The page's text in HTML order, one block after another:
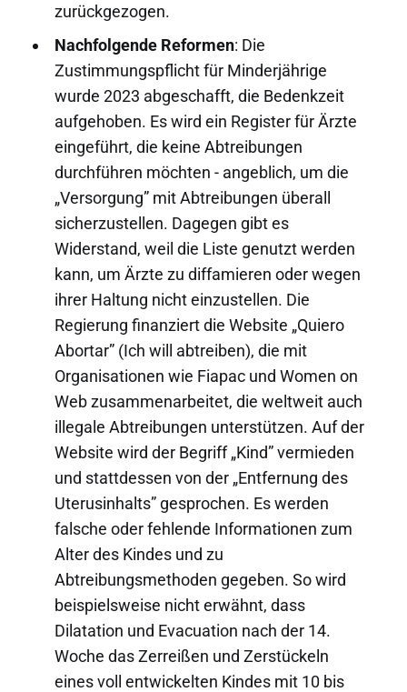
zurückgezogen.
Nachfolgende Reformen: Die
Zustimmungspflicht für Minderjährige
wurde 2023 abgeschafft, die Bedenkzeit
aufgehoben. Es wird ein Register für Ärzte
eingeführt, die keine Abtreibungen
durchführen möchten - angeblich, um die
„Versorgung” mit Abtreibungen überall
sicherzustellen. Dagegen gibt es
Widerstand, weil die Liste genutzt werden
kann, um Ärzte zu diffamieren oder wegen
ihrer Haltung nicht einzustellen. Die
Regierung finanziert die Website „Quiero
Abortar” (Ich will abtreiben), die mit
Organisationen wie Fiapac und Women on
Web zusammenarbeitet, die weltweit auch
illegale Abtreibungen unterstützen. Auf der
Website wird der Begriff „Kind” vermieden
und stattdessen von der „Entfernung des
Uterusinhalts” gesprochen. Es werden
falsche oder fehlende Informationen zum
Alter des Kindes und zu
Abtreibungsmethoden gegeben. So wird
beispielsweise nicht erwähnt, dass
Dilatation und Evacuation nach der 14.
Woche das Zerreißen und Zerstückeln
eines voll entwickelten Kindes mit 10 bis